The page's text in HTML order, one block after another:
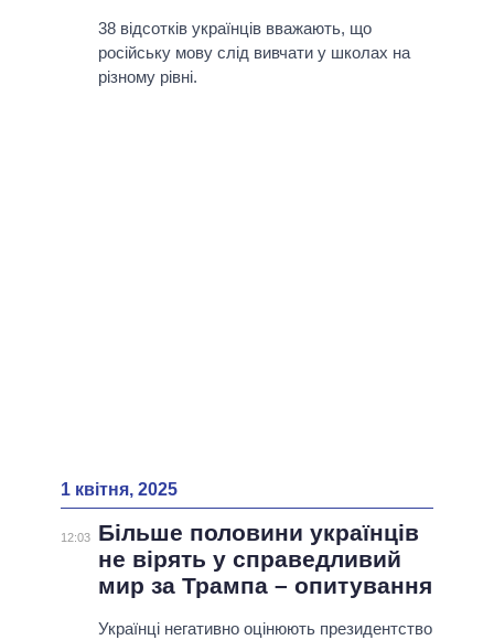
38 відсотків українців вважають, що
російську мову слід вивчати у школах на
різному рівні.
1 квітня, 2025
12:03
Більше половини українців
не вірять у справедливий
мир за Трампа – опитування
Українці негативно оцінюють президентство